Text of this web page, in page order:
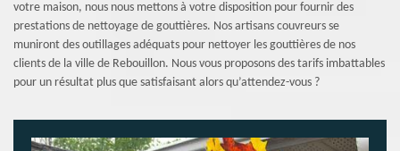
votre maison, nous nous mettons à votre disposition pour fournir des
prestations de nettoyage de gouttières. Nos artisans couvreurs se
muniront des outillages adéquats pour nettoyer les gouttières de nos
clients de la ville de Rebouillon. Nous vous proposons des tarifs imbattables
pour un résultat plus que satisfaisant alors qu’attendez-vous ?